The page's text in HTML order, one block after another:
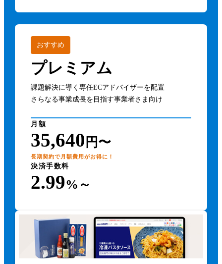
おすすめ
プレミアム
課題解決に導く専任ECアドバイザーを配置
さらなる事業成長を目指す事業者さま向け
月額
35,640 円〜
長期契約で月額費用がお得に！
決済手数料
2.99%～